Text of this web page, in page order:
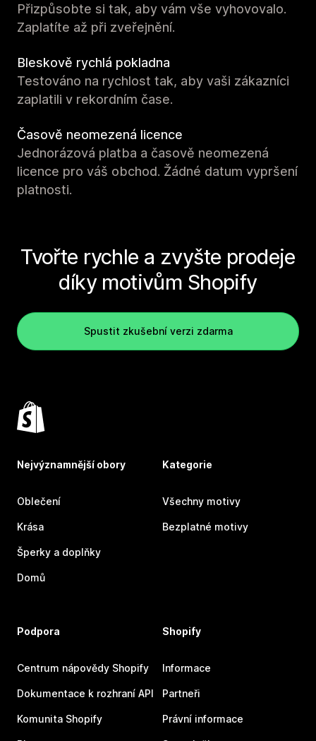
Přizpůsobte si tak, aby vám vše vyhovovalo.
Zaplatíte až při zveřejnění.
Bleskově rychlá pokladna
Testováno na rychlost tak, aby vaši zákazníci
zaplatili v rekordním čase.
Časově neomezená licence
Jednorázová platba a časově neomezená
licence pro váš obchod. Žádné datum vypršení
platnosti.
Tvořte rychle a zvyšte prodeje
díky motivům Shopify
Spustit zkušební verzi zdarma
Nejvýznamnější obory
Oblečení
Krása
Šperky a doplňky
Domů
Kategorie
Všechny motivy
Bezplatné motivy
Podpora
Centrum nápovědy Shopify
Dokumentace k rozhraní API
Komunita Shopify
Shopify
Informace
Partneři
Právní informace